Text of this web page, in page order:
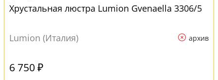
Хрустальная люстра Lumion Gvenaella 3306/5
Lumion (Италия) архив
6 750 ₽